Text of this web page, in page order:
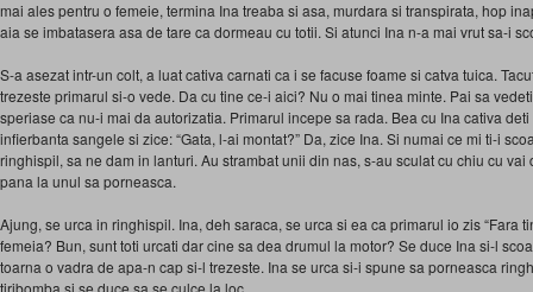
mai ales pentru o femeie, termina Ina treaba si asa, murdara si transpirata, hop
aia se imbatasera asa de tare ca dormeau cu totii. Si atunci Ina n-a mai vrut sa-i
S-a asezat intr-un colt, a luat cativa carnati ca i se facuse foame si catva tuica.
trezeste primarul si-o vede. Da cu tine ce-i aici? Nu o mai tinea minte. Pai sa
speriase ca nu-i mai da autorizatia. Primarul incepe sa rada. Bea cu Ina cativa deti
infierbanta sangele si zice: “Gata, l-ai montat?” Da, zice Ina. Si numai ce mi ti-i
ringhispil, sa ne dam in lanturi. Au strambat unii din nas, s-au sculat cu chiu cu
pana la unul sa porneasca.
Ajung, se urca in ringhispil. Ina, deh saraca, se urca si ea ca primarul io zis “Fara
femeia? Bun, sunt toti urcati dar cine sa dea drumul la motor? Se duce Ina si-l
toarna o vadra de apa-n cap si-l trezeste. Ina se urca si-i spune sa porneasca
tiribomba si se duce sa se culce la loc.